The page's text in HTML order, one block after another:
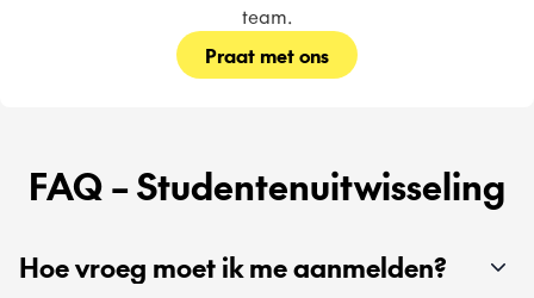
team.
Praat met ons
FAQ – Studentenuitwisseling
Hoe vroeg moet ik me aanmelden?